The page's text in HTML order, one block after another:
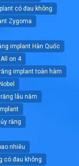
có đau không
Zygoma
implant Hàn Quốc
on 4
implant toàn hàm
lâu năm
răng
nhiêu
có đau không